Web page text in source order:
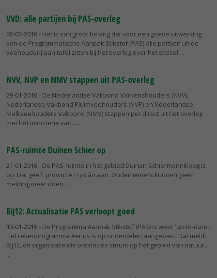
VVD: alle partijen bij PAS-overleg
02-02-2016- Het is van groot belang dat voor een goede uitwerking
van de Programmatische Aanpak Stikstof (PAS) alle partijen uit de
veehouderij aan tafel zitten bij het overleg over het stelsel.
NVV, NVP en NMV stappen uit PAS-overleg
29-01-2016- De Nederlandse Vakbond Varkenshouders (NVV),
Nederlandse Vakbond Pluimveehouders (NVP) en Nederlandse
Melkveehouders Vakbond (NMV) stappen per direct uit het overleg
met het ministerie van...
PAS-ruimte Duinen Schier op
21-01-2016- De PAS-ruimte in het gebied Duinen Schiermonnikoog is
op. Dat geeft provincie Fryslân aan. Ondernemers kunnen geen
melding meer doen.
Bij12: Actualisatie PAS verloopt goed
13-01-2016- De Programma Aanpak Stikstof (PAS) is weer 'up-to-date'.
Het rekenprogramma Aerius is op onderdelen aangepast. Dat meldt
Bij12, de organisatie die provincies steunt op het gebied van natuur...